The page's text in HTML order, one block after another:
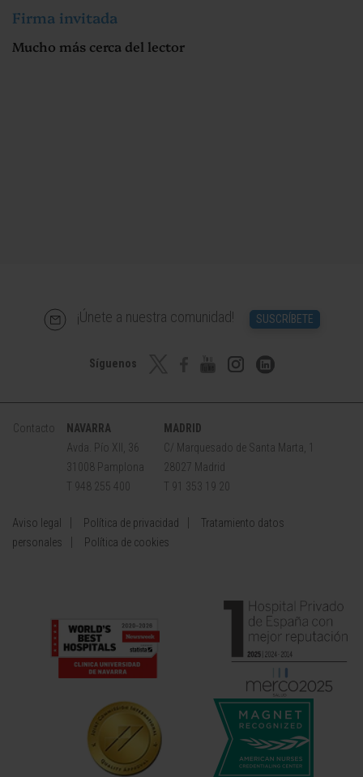
Firma invitada
Mucho más cerca del lector
¡Únete a nuestra comunidad! SUSCRÍBETE
Síguenos
Contacto
NAVARRA
Avda. Pío XII, 36
31008 Pamplona
T 948 255 400
MADRID
C/ Marquesado de Santa Marta, 1
28027 Madrid
T 91 353 19 20
Aviso legal Política de privacidad
Tratamiento datos
personales
Política de cookies